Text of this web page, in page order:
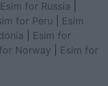
Esim for Russia
for Peru
Esim
Esim for
Norway
Esim for